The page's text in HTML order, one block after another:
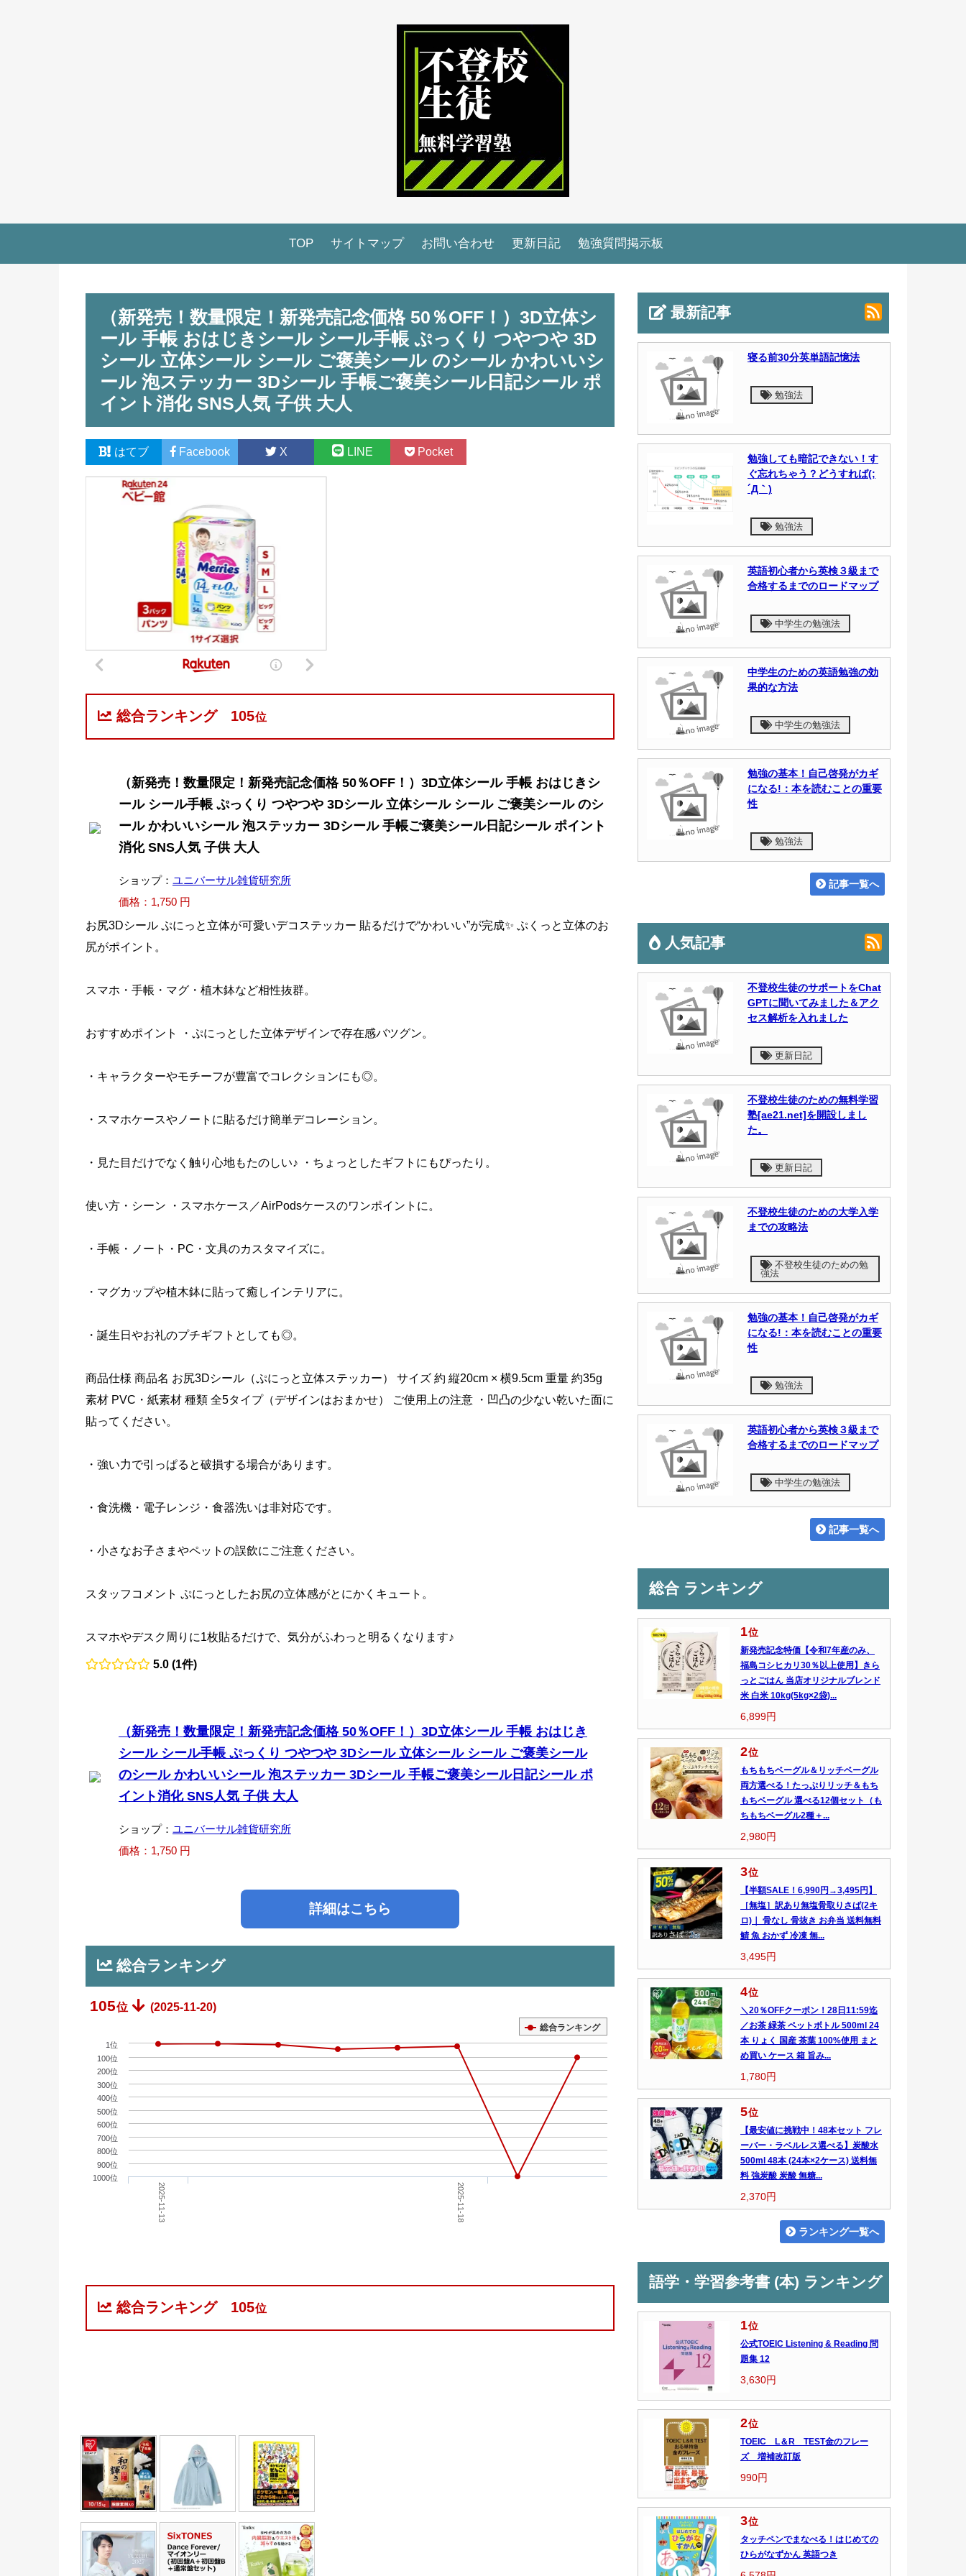
TOP サイトマップ お問い合わせ 更新日記 勉強質問掲示板
（新発売！数量限定！新発売記念価格 50％OFF！）3D立体シ
ール 手帳 おはじきシール シール手帳 ぷっくり つやつや 3D
シール 立体シール シール ご褒美シール のシール かわいいシ
ール 泡ステッカー 3Dシール 手帳ご褒美シール日記シール ポ
イント消化 SNS人気 子供 大人
はてブ Facebook X LINE Pocket
総合ランキング 105位
（新発売！数量限定！新発売記念価格 50％OFF！）3D立体シール 手帳 おはじきシ
ール シール手帳 ぷっくり つやつや 3Dシール 立体シール シール ご褒美シール のシ
ール かわいいシール 泡ステッカー 3Dシール 手帳ご褒美シール日記シール ポイント
消化 SNS人気 子供 大人
ショップ： ユニバーサル雑貨研究所
価格：1,750 円
お尻3Dシール ぷにっと立体が可愛いデコステッカー 貼るだけで“かわいい”が完成✨ ぷくっと立体のお
尻がポイント。
スマホ・手帳・マグ・植木鉢など相性抜群。
おすすめポイント ・ぷにっとした立体デザインで存在感バツグン。
・キャラクターやモチーフが豊富でコレクションにも◎。
・スマホケースやノートに貼るだけ簡単デコレーション。
・見た目だけでなく触り心地もたのしい♪ ・ちょっとしたギフトにもぴったり。
使い方・シーン ・スマホケース／AirPodsケースのワンポイントに。
・手帳・ノート・PC・文具のカスタマイズに。
・マグカップや植木鉢に貼って癒しインテリアに。
・誕生日やお礼のプチギフトとしても◎。
商品仕様 商品名 お尻3Dシール（ぷにっと立体ステッカー） サイズ 約 縦20cm × 横9.5cm 重量 約35g
素材 PVC・紙素材 種類 全5タイプ（デザインはおまかせ） ご使用上の注意 ・凹凸の少ない乾いた面に
貼ってください。
・強い力で引っぱると破損する場合があります。
・食洗機・電子レンジ・食器洗いは非対応です。
・小さなお子さまやペットの誤飲にご注意ください。
スタッフコメント ぷにっとしたお尻の立体感がとにかくキュート。
スマホやデスク周りに1枚貼るだけで、気分がふわっと明るくなります♪
5.0 (1件)
（新発売！数量限定！新発売記念価格 50％OFF！）3D立体シール 手帳 おはじき
シール シール手帳 ぷっくり つやつや 3Dシール 立体シール シール ご褒美シール
のシール かわいいシール 泡ステッカー 3Dシール 手帳ご褒美シール日記シール ポ
イント消化 SNS人気 子供 大人
ショップ： ユニバーサル雑貨研究所
価格：1,750 円
詳細はこちら
総合ランキング
105位 (2025-11-20)
総合ランキング
2025-11-13 2025-11-18
1位
100位
200位
300位
400位
500位
600位
700位
800位
900位
1000位
総合ランキング 105位
最新記事
寝る前30分英単語記憶法
勉強法
勉強しても暗記できない！す
ぐ忘れちゃう？どうすれば(;
´Д｀)
勉強法
英語初心者から英検３級まで
合格するまでのロードマップ
中学生の勉強法
中学生のための英語勉強の効
果的な方法
中学生の勉強法
勉強の基本！自己啓発がカギ
になる!：本を読むことの重要
性
勉強法
記事一覧へ
人気記事
不登校生徒のサポートをChat
GPTに聞いてみました＆アク
セス解析を入れました
更新日記
不登校生徒のための無料学習
塾[ae21.net]を開設しまし
た。
更新日記
不登校生徒のための大学入学
までの攻略法
不登校生徒のための勉
強法
勉強の基本！自己啓発がカギ
になる!：本を読むことの重要
性
勉強法
英語初心者から英検３級まで
合格するまでのロードマップ
中学生の勉強法
記事一覧へ
総合 ランキング
1位
新発売記念特価【令和7年産のみ、
福島コシヒカリ30％以上使用】きら
っとごはん 当店オリジナルブレンド
米 白米 10kg(5kg×2袋)...
6,899円
2位
もちもちベーグル＆リッチベーグル
両方選べる！たっぷりリッチ＆もち
もちベーグル 選べる12個セット（も
ちもちベーグル2種＋...
2,980円
3位
【半額SALE！6,990円→3,495円】
［無塩］訳あり無塩骨取りさば(2キ
ロ)｜ 骨なし 骨抜き お弁当 送料無料
鯖 魚 おかず 冷凍 無...
3,495円
4位
＼20％OFFクーポン！28日11:59迄
／お茶 緑茶 ペットボトル 500ml 24
本 りょく 国産 茶葉 100%使用 まと
め買い ケース 箱 旨み...
1,780円
5位
【最安値に挑戦中！48本セット フレ
ーバー・ラベルレス選べる】炭酸水
500ml 48本 (24本×2ケース) 送料無
料 強炭酸 炭酸 無糖...
2,370円
ランキング一覧へ
語学・学習参考書 (本) ランキング
1位
公式TOEIC Listening & Reading 問
題集 12
3,630円
2位
TOEIC L＆R TEST金のフレー
ズ 増補改訂版
990円
3位
タッチペンでまなべる！はじめての
ひらがなずかん 英語つき